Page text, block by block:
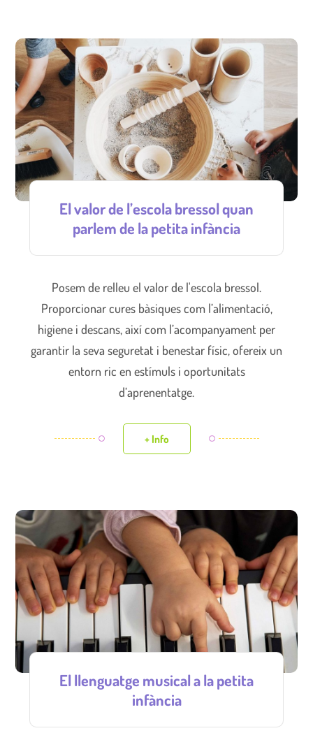
El valor de l’escola bressol quan
parlem de la petita infància
Posem de relleu el valor de l'escola bressol.
Proporcionar cures bàsiques com l’alimentació,
higiene i descans, així com l’acompanyament per
garantir la seva seguretat i benestar físic, ofereix un
entorn ric en estímuls i oportunitats
d’aprenentatge.
+ Info
El llenguatge musical a la petita
infància